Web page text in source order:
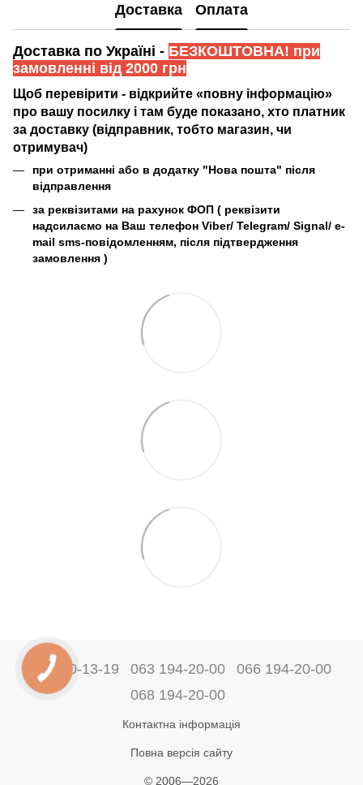
Доставка Оплата
Доставка по Україні - БЕЗКОШТОВНА! при
замовленні від 2000 грн
Щоб перевірити - відкрийте «повну інформацію»
про вашу посилку і там буде показано, хто платник
за доставку (відправник, тобто магазин, чи
отримувач)
при отриманні або в додатку "Нова пошта" після
відправлення
за реквізитами на рахунок ФОП ( реквізити
надсилаємо на Ваш телефон Viber/ Telegram/ Signal/ e-
mail sms-повідомленням, після підтвердження
замовлення )
044 360-13-19 063 194-20-00
066 194-20-00
068 194-20-00
Контактна інформація
Повна версія сайту
© 2006—2026